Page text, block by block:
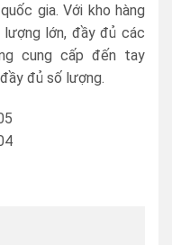
gia. Với kho hàng
lượng lớn, đầy đủ các
cung cấp đến tay
đủ số lượng.